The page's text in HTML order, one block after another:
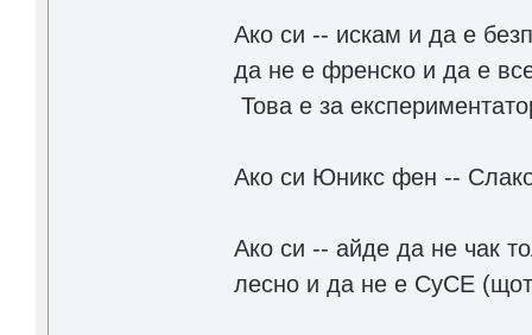
Ако си -- искам и да е
да не е френско и да е
Това е за
Ако си Юникс фен --
Ако си -- айде да не чак
лесно и да не е СуСЕ